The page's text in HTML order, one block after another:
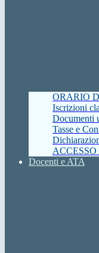
ORARIO
Iscrizioni
Documenti
Tasse e
Docenti e ATA